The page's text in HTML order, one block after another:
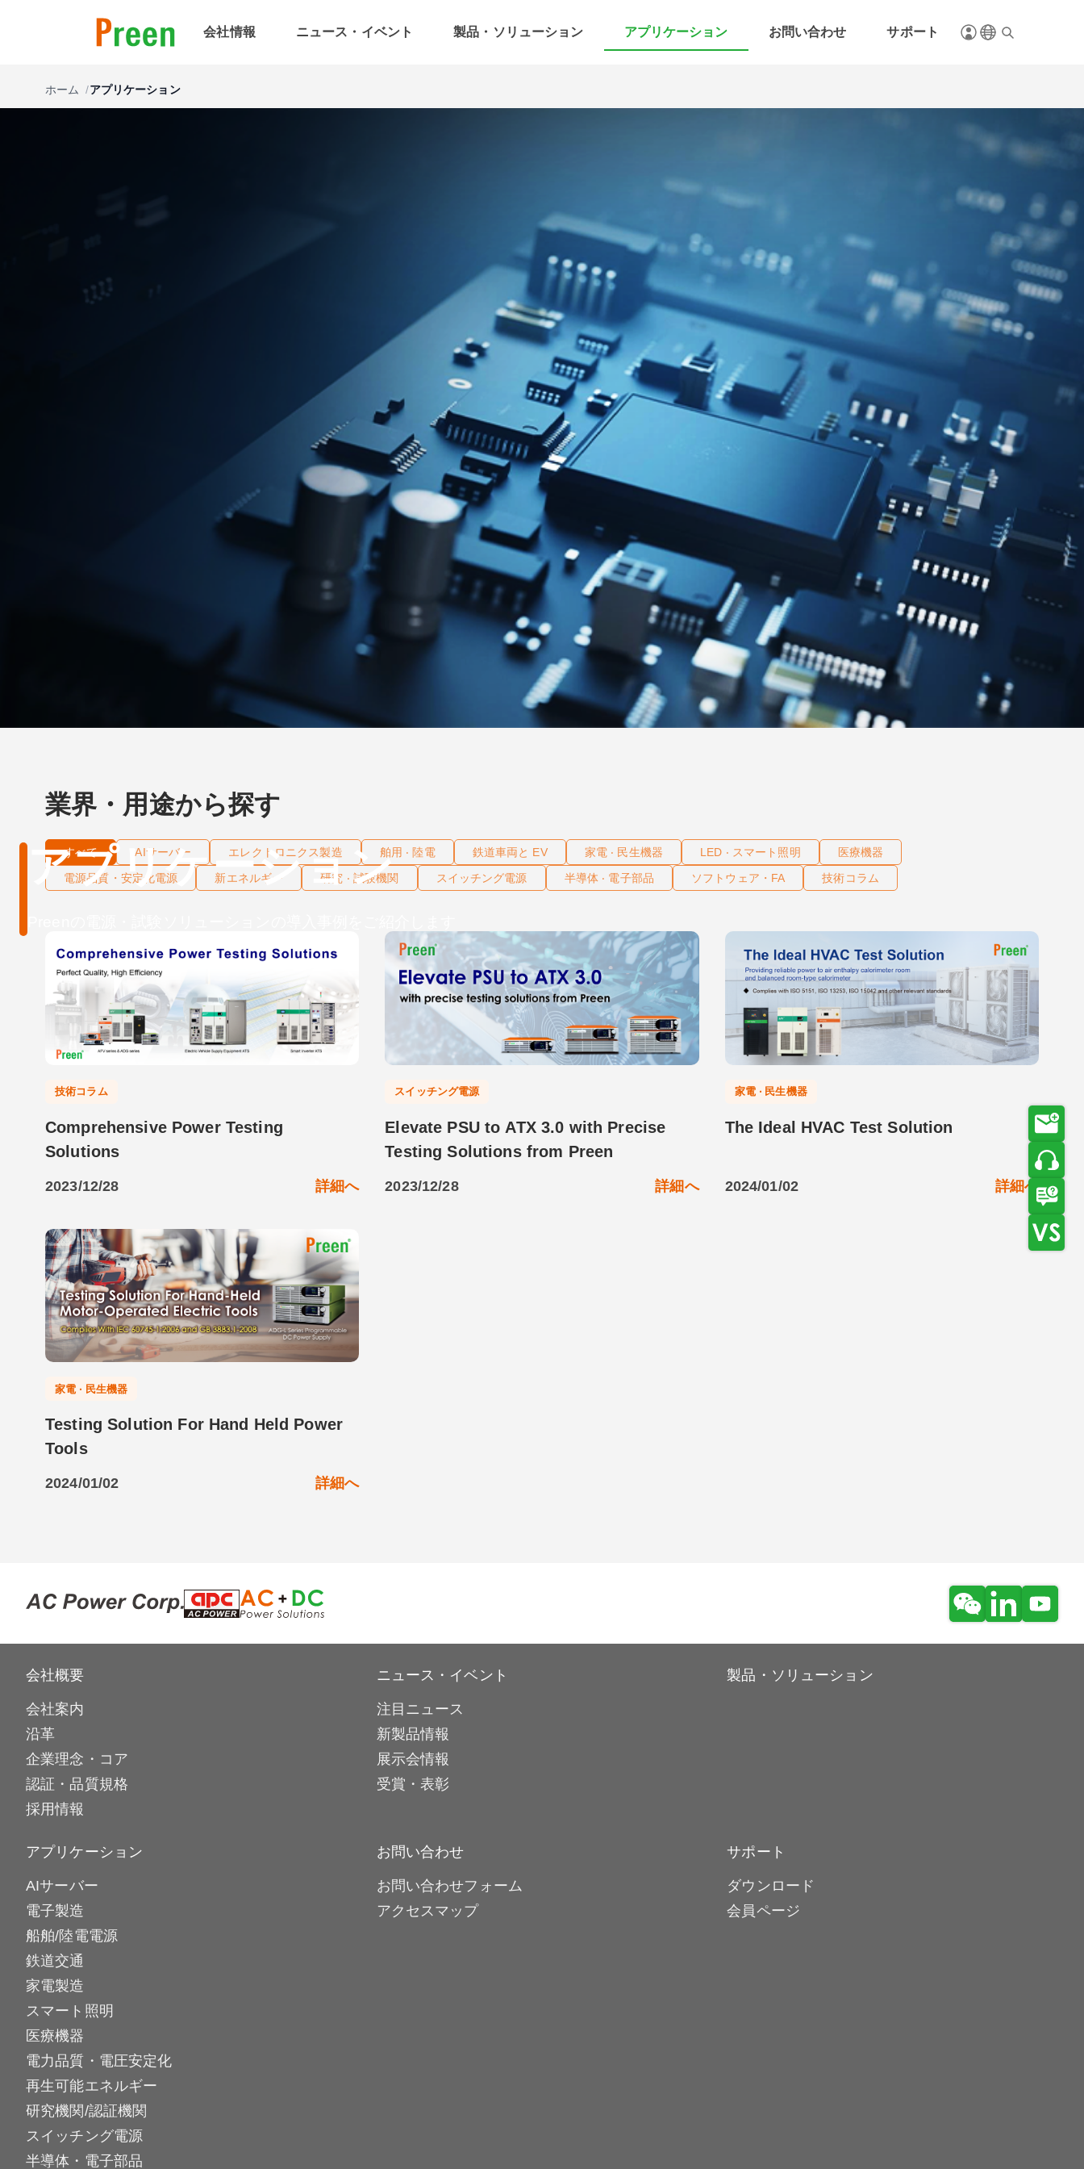
会社情報 ニュース・イベント 製品・ソリューション アプリケーション お問い合わせ サポート
ホーム アプリケーション
アプリケーション
業界・用途から探す
すべて AIサーバー エレクトロニクス製造 舶用 ‧ 陸電 鉄道車両と EV 家電 ‧ 民生機器 LED ‧ スマート照明
医療機器
電源品質・安定化電源
新エネルギー 研究 ‧ 試験機関 スイッチング電源 半導体 ‧ 電子部品 ソフトウェア・FA 技術コラム
技術コラム
Comprehensive Power Testing
Solutions
2023/12/28 詳細へ
スイッチング電源
Elevate PSU to ATX 3.0 with Precise
Testing Solutions from Preen
2023/12/28 詳細へ
家電 ‧ 民生機器
The Ideal HVAC Test Solution
2024/01/02 詳細へ
家電 ‧ 民生機器
Testing Solution For Hand Held Power
Tools
2024/01/02 詳細へ
会社概要
会社案内
沿革
企業理念・コア
認証・品質規格
採用情報
ニュース・イベント
注目ニュース
新製品情報
展示会情報
受賞・表彰
製品・ソリューション
アプリケーション
AIサーバー
電子製造
船舶/陸電電源
鉄道交通
家電製造
スマート照明
医療機器
電力品質・電圧安定化
再生可能エネルギー
研究機関/認証機関
スイッチング電源
半導体・電子部品
お問い合わせ
お問い合わせフォーム
アクセスマップ
サポート
ダウンロード
会員ページ